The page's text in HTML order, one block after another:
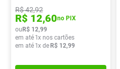
R$42,92
R$ 12,60no PIX
ouR$ 12,99
em até 1x nos cartões
em até 1x deR$ 12,99